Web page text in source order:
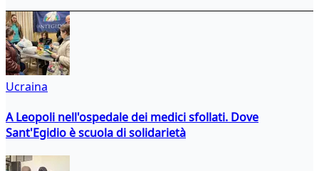
Ucraina
A Leopoli nell'ospedale dei medici sfollati. Dove
Sant'Egidio è scuola di solidarietà